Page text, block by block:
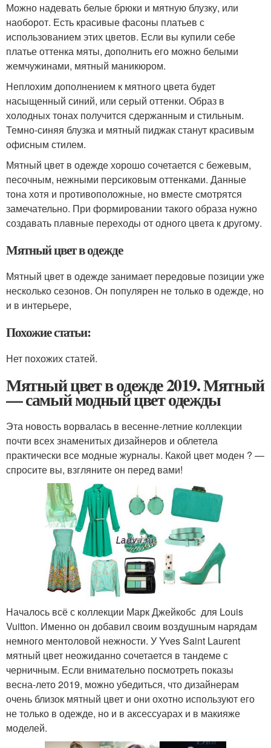
Можно надевать белые брюки и мятную блузку, или
наоборот. Есть красивые фасоны платьев с
использованием этих цветов. Если вы купили себе
платье оттенка мяты, дополнить его можно белыми
жемчужинами, мятный маникюром.
Неплохим дополнением к мятного цвета будет
насыщенный синий, или серый оттенки. Образ в
холодных тонах получится сдержанным и стильным.
Темно-синяя блузка и мятный пиджак станут красивым
офисным стилем.
Мятный цвет в одежде хорошо сочетается с бежевым,
песочным, нежными персиковым оттенками. Данные
тона хотя и противоположные, но вместе смотрятся
замечательно. При формировании такого образа нужно
создавать плавные переходы от одного цвета к другому.
Мятный цвет в одежде
Мятный цвет в одежде занимает передовые позиции уже
несколько сезонов. Он популярен не только в одежде, но
и в интерьере,
Похожие статьи:
Нет похожих статей.
Мятный цвет в одежде 2019. Мятный
— самый модный цвет одежды
Эта новость ворвалась в весенне-летние коллекции
почти всех знаменитых дизайнеров и облетела
практически все модные журналы. Какой цвет моден ? —
спросите вы, взгляните он перед вами!
Началось всё с коллекции Марк Джейкобс для Louis
Vuitton. Именно он добавил своим воздушным нарядам
немного ментоловой нежности. У Yves Saint Laurent
мятный цвет неожиданно сочетается в тандеме с
черничным. Если внимательно посмотреть показы
весна-лето 2019, можно убедиться, что дизайнерам
очень близок мятный цвет и они охотно используют его
не только в одежде, но и в аксессуарах и в макияже
моделей.